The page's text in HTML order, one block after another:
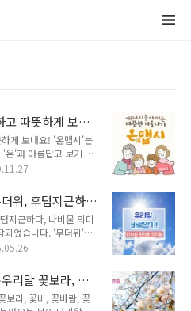
따뜻하게 보내
게 보내요! '온맵시'는
온'과 아름답고 보기 좋
합어로 따뜻함과 편안
을 챙겨 입으세요○ 조
끼를 잡으세요○ 따뜻
.○ 다양한 스카프와 목
, 부츠로 손발에도 다
는 긴 양말, 스타킹으
면역력과 추위에 견
위, 후텁지근하
지근하다, 나비물 의미
되었습니다. '무더위'는
위를 의미합니다. '작
위도 잘 이겨 내야겠
정도로 끈끈하고 무
를 식히기 위해 집 앞
리말 꽃보라, 꽃
보라, 꽃비, 꽃바람, 꽃